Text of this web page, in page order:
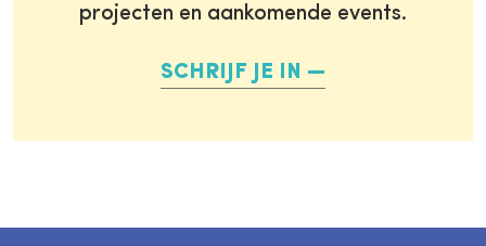
projecten en aankomende events.
SCHRIJF JE IN